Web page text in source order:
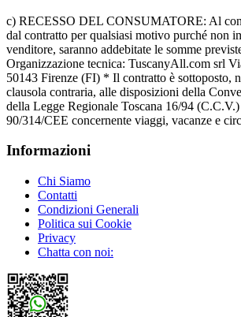
c) RECESSO DEL CONSUMATORE: Al
dal contratto per qualsiasi motivo purché non
venditore, saranno addebitate le somme
Organizzazione tecnica: TuscanyAll.com srl
50143 Firenze (FI) * Il contratto è sottoposto,
clausola contraria, alle disposizioni della
della Legge Regionale Toscana 16/94
90/314/CEE concernente viaggi, vacanze e
Informazioni
Chi Siamo
Contatti
Condizioni Generali
Politica sui Cookie
Privacy
Chatta con noi: